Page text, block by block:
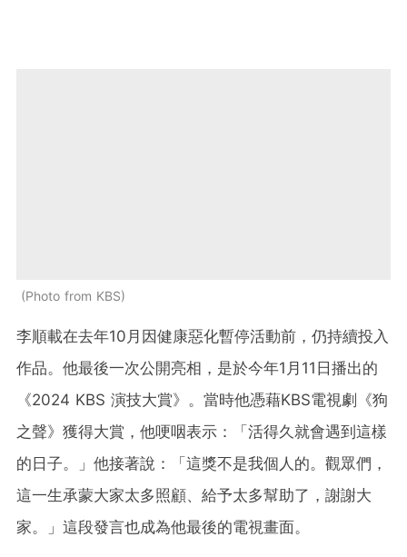
Photo from KBS
李順載在去年10月因健康惡化暫停活動前，仍持續投入
作品。他最後一次公開亮相，是於今年1月11日播出的
《2024 KBS 演技大賞》。當時他憑藉KBS電視劇《狗
之聲》獲得大賞，他哽咽表示：「活得久就會遇到這樣
的日子。」他接著說：「這獎不是我個人的。觀眾們，
這一生承蒙大家太多照顧、給予太多幫助了，謝謝大
家。」這段發言也成為他最後的電視畫面。